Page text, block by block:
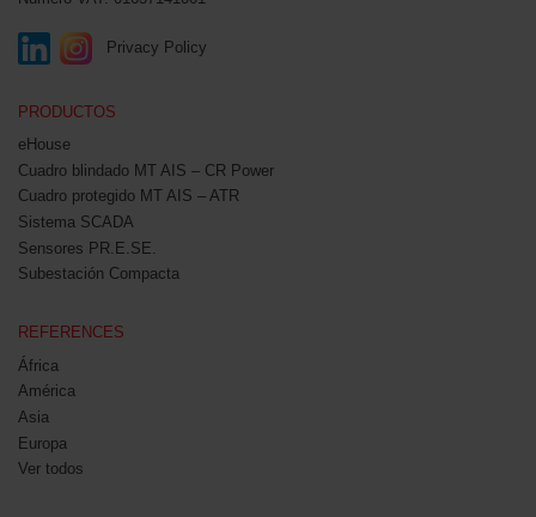
Privacy Policy
PRODUCTOS
eHouse
Cuadro blindado MT AIS – CR Power
Cuadro protegido MT AIS – ATR
Sistema SCADA
Sensores PR.E.SE.
Subestación Compacta
REFERENCES
África
América
Asia
Europa
Ver todos